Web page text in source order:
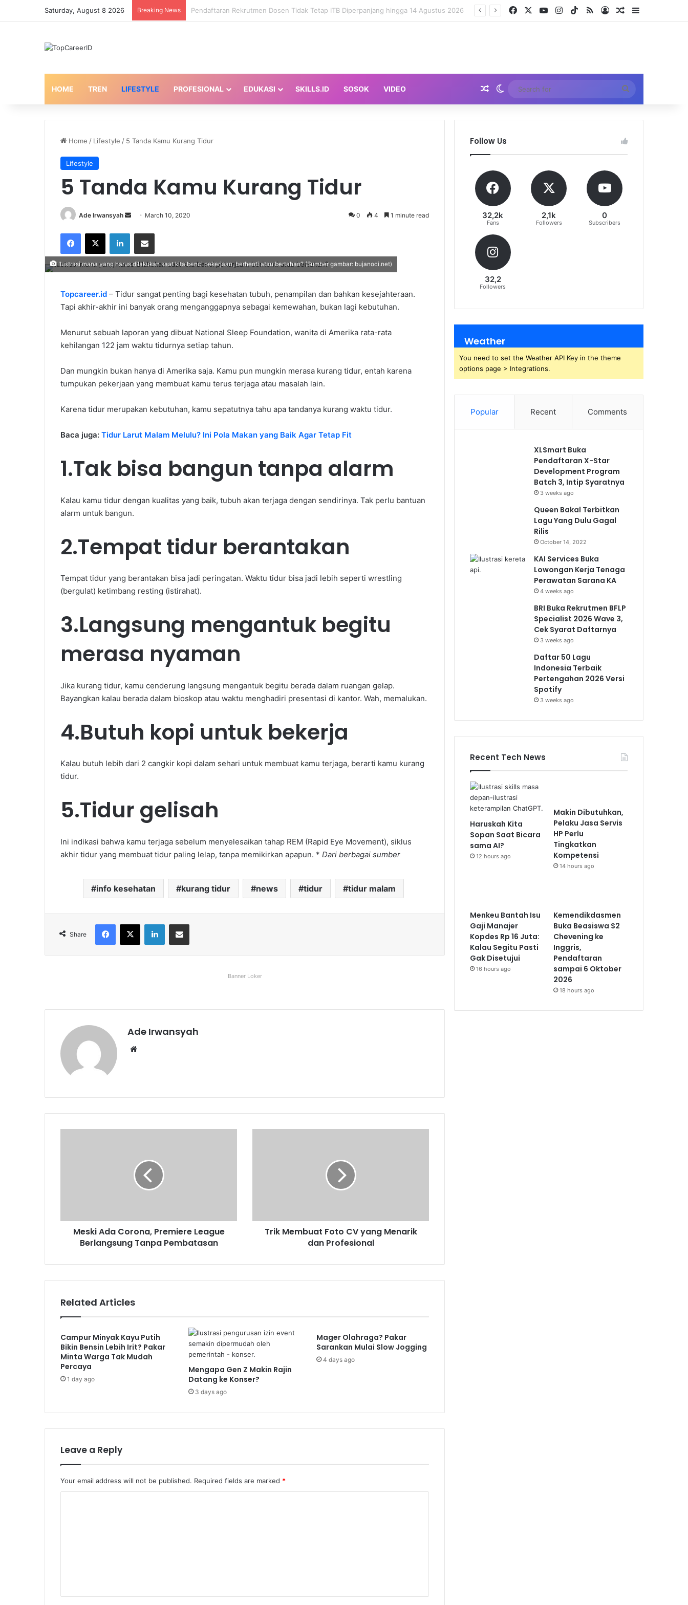
Saturday, August 8 2026 Breaking News Haruskah Kita Sopan Saat Bicara sama AI? FacebookYouTubeInstagram
TikTok
RSSLog InRandom Article
Sidebar
HOME TREN LIFESTYLE PROFESIONAL EDUKASI SKILLS.ID SOSOK VIDEO Random Article
Switch skin
for
Home / Lifestyle / 5 Tanda Kamu Kurang Tidur
Lifestyle
5 Tanda Kamu Kurang Tidur
Ade Irwansyah
Send
email
March 10, 2020 0 4 1 minute read
Facebook
X LinkedInShare via Email
Ilustrasi mana yang harus dilakukan saat kita benci pekerjaan, berhenti atau bertahan? (Sumber gambar: bujanoci.net)
Topcareer.id – Tidur sangat penting bagi kesehatan tubuh, penampilan dan bahkan kesejahteraan.
Tapi akhir-akhir ini banyak orang menganggapnya sebagai kemewahan, bukan lagi kebutuhan.
Menurut sebuah laporan yang dibuat National Sleep Foundation, wanita di Amerika rata-rata
kehilangan 122 jam waktu tidurnya setiap tahun.
Dan mungkin bukan hanya di Amerika saja. Kamu pun mungkin merasa kurang tidur, entah karena
tumpukan pekerjaan yang membuat kamu terus terjaga atau masalah lain.
Karena tidur merupakan kebutuhan, kamu sepatutnya tahu apa tandanya kurang waktu tidur.
Baca juga: Tidur Larut Malam Melulu? Ini Pola Makan yang Baik Agar Tetap Fit
1.Tak bisa bangun tanpa alarm
Kalau kamu tidur dengan kualitas yang baik, tubuh akan terjaga dengan sendirinya. Tak perlu bantuan
alarm untuk bangun.
2.Tempat tidur berantakan
Tempat tidur yang berantakan bisa jadi peringatan. Waktu tidur bisa jadi lebih seperti wrestling
(bergulat) ketimbang resting (istirahat).
3.Langsung mengantuk begitu
merasa nyaman
Jika kurang tidur, kamu cenderung langsung mengantuk begitu berada dalam ruangan gelap.
Bayangkan kalau berada dalam bioskop atau waktu menghadiri presentasi di kantor. Wah, memalukan.
4.Butuh kopi untuk bekerja
Kalau butuh lebih dari 2 cangkir kopi dalam sehari untuk membuat kamu terjaga, berarti kamu kurang
tidur.
5.Tidur gelisah
Ini indikasi bahwa kamu terjaga sebelum menyelesaikan tahap REM (Rapid Eye Movement), siklus
akhir tidur yang membuat tidur paling lelap, tanpa memikirkan apapun. * Dari berbagai sumber
info kesehatan kurang tidur news tidur tidur malam
Share
Facebook
X LinkedInShare via Email
Banner Loker
Ade Irwansyah
Meski Ada Corona, Premiere League
Berlangsung Tanpa Pembatasan
Trik Membuat Foto CV yang Menarik
dan Profesional
Related Articles
Campur Minyak Kayu Putih
Bikin Bensin Lebih Irit? Pakar
Minta Warga Tak Mudah
Percaya
1 day ago
Mengapa Gen Z Makin Rajin
Datang ke Konser?
3 days ago
Mager Olahraga? Pakar
Sarankan Mulai Slow Jogging
4 days ago
Leave a Reply
Your email address will not be published. Required fields are marked *
Follow Us
32,2k
Fans
2,1k
Followers
0
Subscribers
32,2
Followers
Weather
You need to set the Weather API Key in the theme
options page > Integrations.
Popular Recent Comments
XLSmart Buka
Pendaftaran X-Star
Development Program
Batch 3, Intip Syaratnya
3 weeks ago
Queen Bakal Terbitkan
Lagu Yang Dulu Gagal
Rilis
October 14, 2022
KAI Services Buka
Lowongan Kerja Tenaga
Perawatan Sarana KA
4 weeks ago
BRI Buka Rekrutmen BFLP
Specialist 2026 Wave 3,
Cek Syarat Daftarnya
3 weeks ago
Daftar 50 Lagu
Indonesia Terbaik
Pertengahan 2026 Versi
Spotify
3 weeks ago
Recent Tech News
Haruskah Kita
Sopan Saat Bicara
sama AI?
12 hours ago
Makin Dibutuhkan,
Pelaku Jasa Servis
HP Perlu
Tingkatkan
Kompetensi
14 hours ago
Menkeu Bantah Isu
Gaji Manajer
Kopdes Rp 16 Juta:
Kalau Segitu Pasti
Gak Disetujui
16 hours ago
Kemendikdasmen
Buka Beasiswa S2
Chevening ke
Inggris,
Pendaftaran
sampai 6 Oktober
2026
18 hours ago